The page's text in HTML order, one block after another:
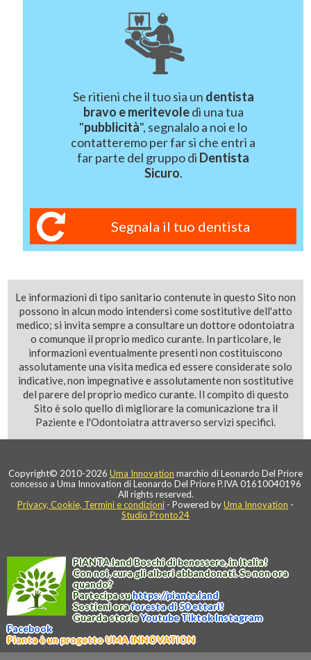
Se ritieni che il tuo sia un dentista
bravo e meritevoledi una tua
"pubblicità", segnalalo a noi e lo
contatteremo per far si che entri a
far parte del gruppo di Dentista
Sicuro.
Segnala il tuo dentista
Le informazioni di tipo sanitario contenute in questo Sito non
possono in alcun modo intendersi come sostitutive dell'atto
medico; si invita sempre a consultare un dottore odontoiatra
o comunque il proprio medico curante. In particolare, le
informazioni eventualmente presenti non costituiscono
assolutamente una visita medica ed essere considerate solo
indicative, non impegnative e assolutamente non sostitutive
del parere del proprio medico curante. Il compito di questo
Sito è solo quello di migliorare la comunicazione tra il
Paziente e l'Odontoiatra attraverso servizi specifici.
Copyright© 2010-2026 Uma Innovation marchio di Leonardo Del Priore
concesso a Uma Innovation di Leonardo Del Priore P.IVA 01610040196
All rights reserved.
Privacy, Cookie, Termini e condizioni - Powered byUma Innovation -
Studio Pronto24
PIANTA.landBoschi di benessere, in Italia!
Con noi, cura gli alberi abbandonati. Se non ora
quando?
Partecipa suhttps://pianta.land
Sostieni oraforesta di 50 ettari!
Guarda storieYoutubeTiktokInstagram
Facebook
Pianta è un progetto UMA INNOVATION